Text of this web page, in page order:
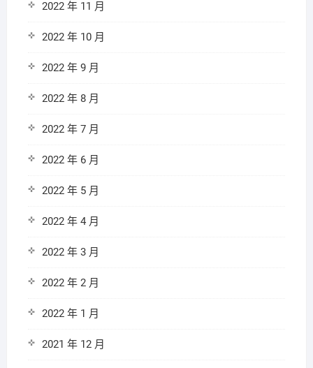
2022 年 11 月
2022 年 10 月
2022 年 9 月
2022 年 8 月
2022 年 7 月
2022 年 6 月
2022 年 5 月
2022 年 4 月
2022 年 3 月
2022 年 2 月
2022 年 1 月
2021 年 12 月